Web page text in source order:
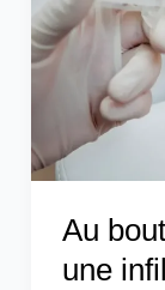
Au
une
de
temps
infiltration
fait
effet
?